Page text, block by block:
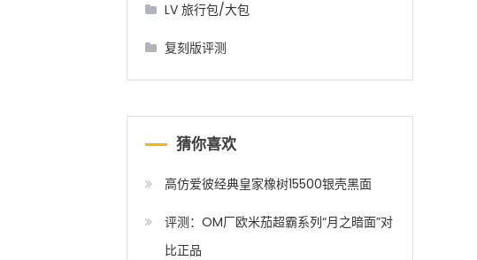
LV 旅行包/大包
复刻版评测
猜你喜欢
高仿爱彼经典皇家橡树15500银壳黑面
评测：OM厂欧米茄超霸系列“月之暗面”对
比正品